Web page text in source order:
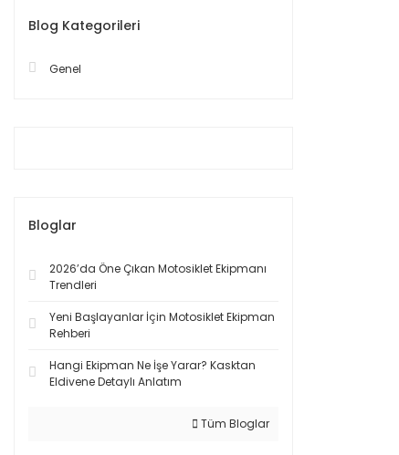
Blog Kategorileri
Genel
Bloglar
2026’da Öne Çıkan Motosiklet Ekipmanı
Trendleri
Yeni Başlayanlar İçin Motosiklet Ekipman
Rehberi
Hangi Ekipman Ne İşe Yarar? Kasktan
Eldivene Detaylı Anlatım
Tüm Bloglar